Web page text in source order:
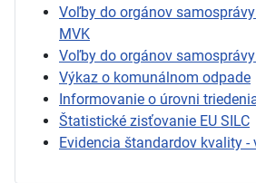
Voľby do orgánov
MVK
Voľby do orgánov
Výkaz o komunálnom odpade
Informovanie o úrovni
Štatistické zisťovanie EU SILC
Evidencia štandardov kvality -